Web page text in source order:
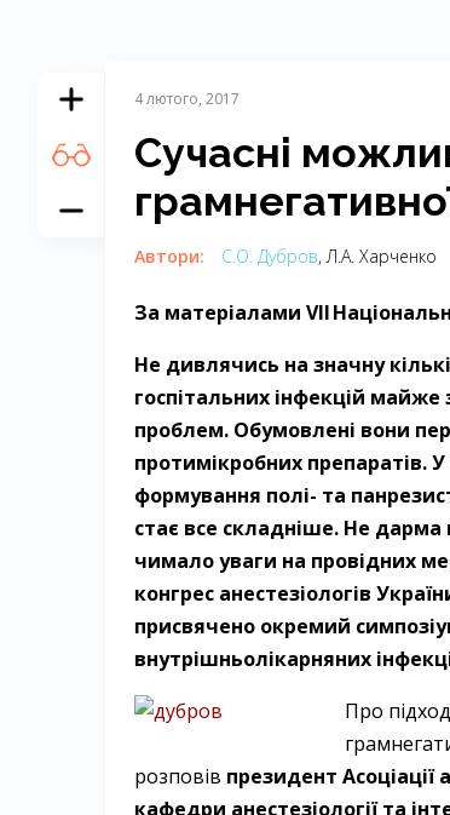
4 лютого, 2017
Сучасні
Автори: С.О. Дубров, Л.А. Харченко
За матеріалами VII
Не дивлячись на значну
госпітальних інфекцій
проблем. Обумовлені вони
протимікробних препаратів. У
формування полі- та
стає все складніше. Не дарма
чимало уваги на провідних
конгрес анестезіологів
присвячено окремий
внутрішньолікарняних
Про
розповів президент
кафедри анестезіології та